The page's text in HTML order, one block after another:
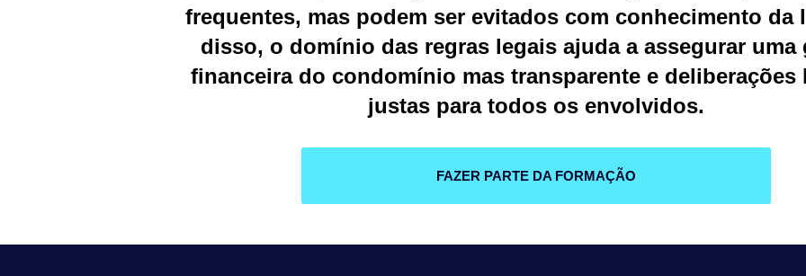
frequentes, mas podem ser evitados com conhecimento da
disso, o domínio das regras legais ajuda a assegurar uma
financeira do condomínio mas transparente e deliberações
justas para todos os envolvidos.
FAZER PARTE DA FORMAÇÃO